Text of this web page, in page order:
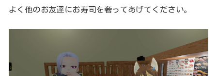
よく他のお友達にお寿司を奢ってあげてください。